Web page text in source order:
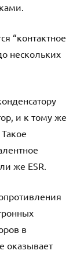
“контактное
нескольких
и к тому же
же ESR.
в
оказывает